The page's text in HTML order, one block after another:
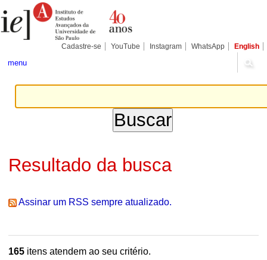
para
conteúdo.
Pessoais
Cadastre-se YouTube Instagram WhatsApp English
menu
Resultado da busca
Assinar um RSS sempre atualizado.
165itens atendem ao seu critério.